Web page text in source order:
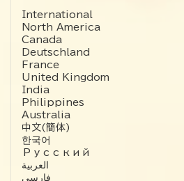
International
North America
Canada
Deutschland
France
United Kingdom
India
Philippines
Australia
中文(簡体)
한국어
Русский
العربية‏
فارسی